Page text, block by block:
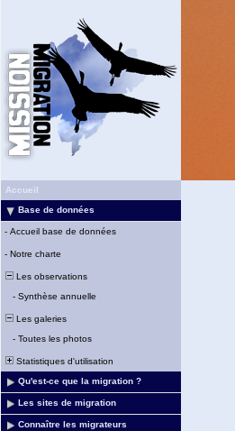
Accueil
Base de données
- Accueil base de données
- Notre charte
Les observations
- Synthèse annuelle
Les galeries
- Toutes les photos
Statistiques d'utilisation
Qu'est-ce que la migration ?
Les sites de migration
Connaître les migrateurs